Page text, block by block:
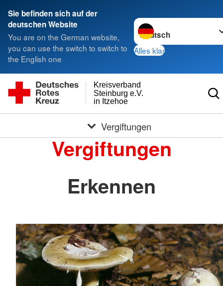
Sie befinden sich auf der
deutschen Website
You are on the German website,
you can use the switch to switch to
the English one
Sprache wechseln zu
Alles klar
in Itzehoe
Steinburg e.V.
Kreisverband
Vergiftungen
Vergiftungen
Erkennen